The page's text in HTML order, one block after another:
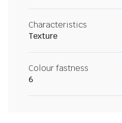
Characteristics
Texture
Colour fastness
6